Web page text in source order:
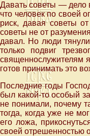
Давать советы — дело
что человек по своей
риск, давая советы
советы не от
давал. Но люди
только подвиг
священнослужителям
готов принимать это
Последние годы
был какой-то особый
не понимали, почему
тогда, когда уже не
его ложа,
своей отрешенностью